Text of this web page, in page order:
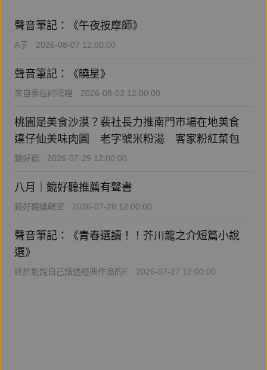
聲音筆記：《午夜按摩師》
A子 2026-08-07 12:00:00
聲音筆記：《曉星》
來自泰拉的噗哩 2026-08-03 12:00:00
桃園是美食沙漠？裴社長力推南門市場在地美食
達仔仙美味肉圓 老字號米粉湯 客家粉紅菜包
鏡好聽 2026-07-29 12:00:00
八月｜鏡好聽推薦有聲書
鏡好聽編輯室 2026-07-28 12:00:00
聲音筆記：《青春選讀！！芥川龍之介短篇小說
選》
終於能說自己讀過經典作品的F 2026-07-27 12:00:00